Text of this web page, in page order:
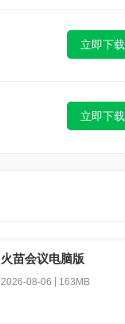
立即下载
立即下载
火苗会议电脑版
2026-08-06 163MB